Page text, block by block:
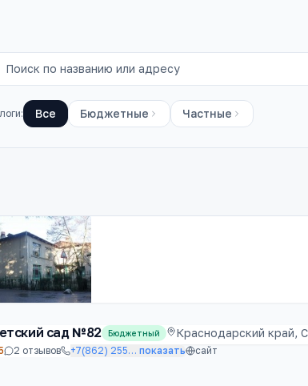
Все Бюджетные Частные
детские сады
сад №82 Бюджетный Краснодарский край,
2 отзывов +7(862) 255… показать сайт